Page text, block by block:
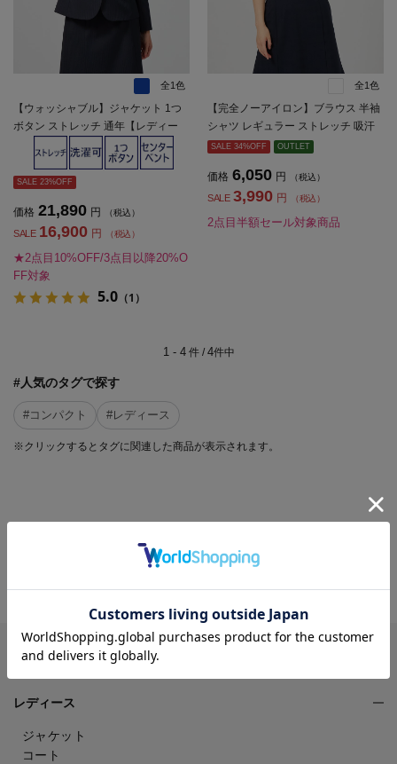
全1色
【ウォッシャブル】ジャケット 1つ
ボタン ストレッチ 通年【レディー
SALE 23%OFF
価格 21,890 円 （税込）
SALE 16,900 円 （税込）
★2点目10%OFF/3点目以降20%O
FF対象
5.0 （1）
全1色
【完全ノーアイロン】ブラウス 半袖
シャツ レギュラー ストレッチ 吸汗
速乾 白無地 i-shirt 春夏【レディー
SALE 34%OFF OUTLET
価格 6,050 円 （税込）
SALE 3,990 円 （税込）
2点目半額セール対象商品
1 - 4件 / 4件中
#人気のタグで探す
#コンパクト #レディース
※クリックするとタグに関連した商品が表示されます。
レディース
ジャケット
コート